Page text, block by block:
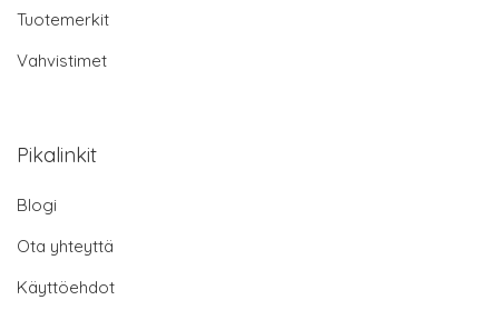
Tuotemerkit
Vahvistimet
Pikalinkit
Blogi
Ota yhteyttä
Käyttöehdot